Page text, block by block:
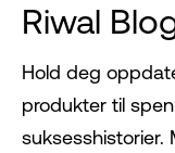
Riwal
Hold deg
produkter til
suksesshistorier.